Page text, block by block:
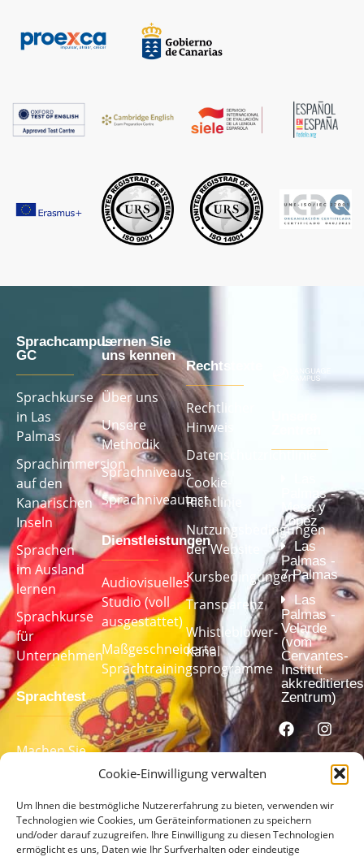
Cookie-Einwilligung verwalten
Um Ihnen die bestmögliche Nutzererfahrung zu bieten, verwenden wir
Technologien wie Cookies, um Geräteinformationen zu speichern
und/oder darauf zuzugreifen. Ihre Einwilligung zu diesen Technologien
ermöglicht es uns, Daten wie Ihr Surfverhalten oder eindeutige
Sprachcampus
GC
Sprachkurse
in Las
Palmas
Sprachimmersion
auf den
Kanarischen
Inseln
Sprachen
im Ausland
lernen
Sprachkurse
für
Unternehmen
Sprachtest
Machen Sie
um Ihr
Sprachniveau
zu ermitteln
Lernen Sie
uns kennen
Über uns
Unsere
Methodik
Sprachniveaus
Sprachniveautest
Dienstleistungen
Audiovisuelles
Studio (voll
ausgestattet)
Maßgeschneiderte
Sprachtrainingsprogramme
Rechtstexte
Rechtlicher
Hinweis
Datenschutzrichtlinie
Cookie-
Richtlinie
Nutzungsbedingungen
der Website
Kursbedingungen
Transparenz
Whistleblower-
Kanal
Palmas -
Mesa y
López
Las
Palmas -
7 Palmas
Las
Palmas -
Velarde
(vom
Cervantes-
Institut
akkreditiertes
Zentrum)